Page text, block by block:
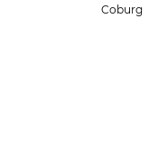
Coburg